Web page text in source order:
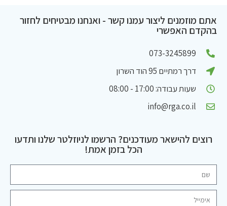
אתם מוזמנים ליצור עמנו קשר - ואנחנו מבטיחים לחזור
בהקדם האפשרי
073-3245899
דרך רמתיים 95 הוד השרון
שעות עבודה: 17:00 - 08:00
info@rga.co.il
רוצים להישאר מעודכנים? הרשמו לניוזלטר שלנו ותדעו
הכל בזמן אמת!